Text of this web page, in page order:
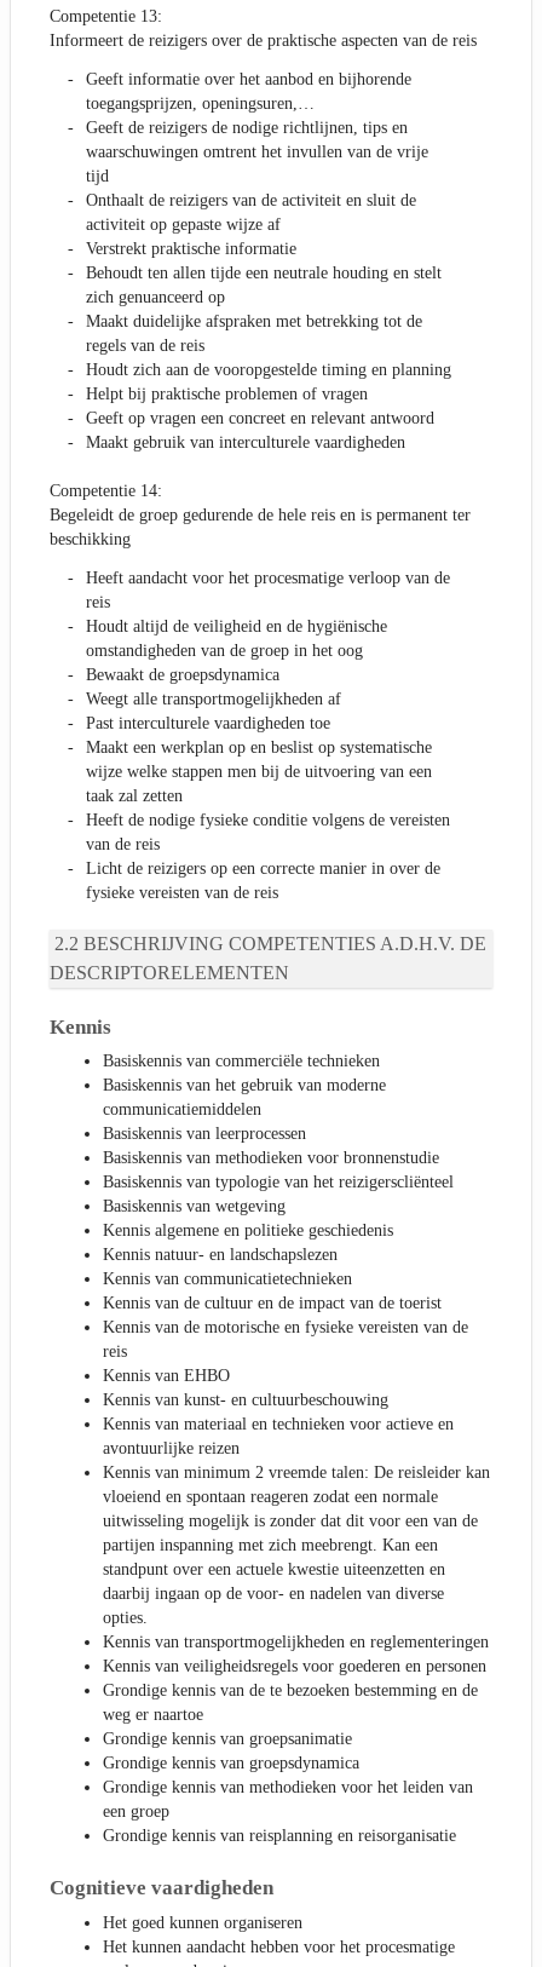
Competentie 13:
Informeert de reizigers over de praktische aspecten van de reis
Geeft informatie over het aanbod en bijhorende
toegangsprijzen, openingsuren,…
Geeft de reizigers de nodige richtlijnen, tips en
waarschuwingen omtrent het invullen van de vrije
tijd
Onthaalt de reizigers van de activiteit en sluit de
activiteit op gepaste wijze af
Verstrekt praktische informatie
Behoudt ten allen tijde een neutrale houding en stelt
zich genuanceerd op
Maakt duidelijke afspraken met betrekking tot de
regels van de reis
Houdt zich aan de vooropgestelde timing en planning
Helpt bij praktische problemen of vragen
Geeft op vragen een concreet en relevant antwoord
Maakt gebruik van interculturele vaardigheden
Competentie 14:
Begeleidt de groep gedurende de hele reis en is permanent ter
beschikking
Heeft aandacht voor het procesmatige verloop van de
reis
Houdt altijd de veiligheid en de hygiënische
omstandigheden van de groep in het oog
Bewaakt de groepsdynamica
Weegt alle transportmogelijkheden af
Past interculturele vaardigheden toe
Maakt een werkplan op en beslist op systematische
wijze welke stappen men bij de uitvoering van een
taak zal zetten
Heeft de nodige fysieke conditie volgens de vereisten
van de reis
Licht de reizigers op een correcte manier in over de
fysieke vereisten van de reis
BESCHRIJVING COMPETENTIES A.D.H.V. DE
DESCRIPTORELEMENTEN
Kennis
Basiskennis van commerciële technieken
Basiskennis van het gebruik van moderne
communicatiemiddelen
Basiskennis van leerprocessen
Basiskennis van methodieken voor bronnenstudie
Basiskennis van typologie van het reizigerscliënteel
Basiskennis van wetgeving
Kennis algemene en politieke geschiedenis
Kennis natuur- en landschapslezen
Kennis van communicatietechnieken
Kennis van de cultuur en de impact van de toerist
Kennis van de motorische en fysieke vereisten van de
reis
Kennis van EHBO
Kennis van kunst- en cultuurbeschouwing
Kennis van materiaal en technieken voor actieve en
avontuurlijke reizen
Kennis van minimum 2 vreemde talen: De reisleider kan
vloeiend en spontaan reageren zodat een normale
uitwisseling mogelijk is zonder dat dit voor een van de
partijen inspanning met zich meebrengt. Kan een
standpunt over een actuele kwestie uiteenzetten en
daarbij ingaan op de voor- en nadelen van diverse
opties.
Kennis van transportmogelijkheden en reglementeringen
Kennis van veiligheidsregels voor goederen en personen
Grondige kennis van de te bezoeken bestemming en de
weg er naartoe
Grondige kennis van groepsanimatie
Grondige kennis van groepsdynamica
Grondige kennis van methodieken voor het leiden van
een groep
Grondige kennis van reisplanning en reisorganisatie
Cognitieve vaardigheden
Het goed kunnen organiseren
Het kunnen aandacht hebben voor het procesmatige